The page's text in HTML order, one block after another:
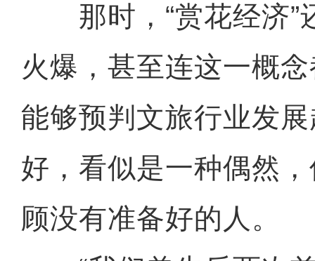
那时，“赏花经济”
火爆，甚至连这一概
能够预判文旅行业发
好，看似是一种偶然
顾没有准备好的人。